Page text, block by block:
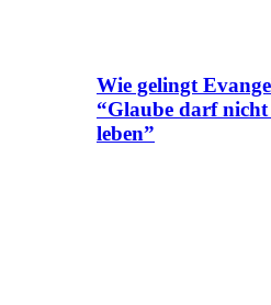
Wie gelingt
“Glaube darf
leben”